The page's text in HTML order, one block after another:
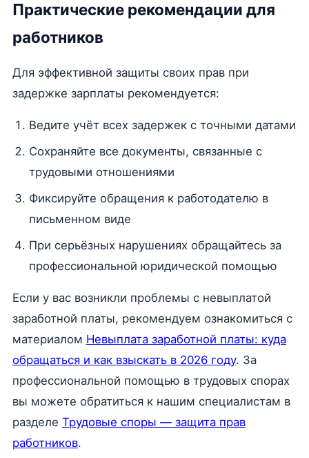
Практические рекомендации для
работников
Для эффективной защиты своих прав при
задержке зарплаты рекомендуется:
Ведите учёт всех задержек с точными датами
Сохраняйте все документы, связанные с
трудовыми отношениями
Фиксируйте обращения к работодателю в
письменном виде
При серьёзных нарушениях обращайтесь за
профессиональной юридической помощью
Если у вас возникли проблемы с невыплатой
заработной платы, рекомендуем ознакомиться с
материалом Невыплата заработной платы: куда
обращаться и как взыскать в 2026 году. За
профессиональной помощью в трудовых спорах
вы можете обратиться к нашим специалистам в
разделе Трудовые споры — защита прав
работников.